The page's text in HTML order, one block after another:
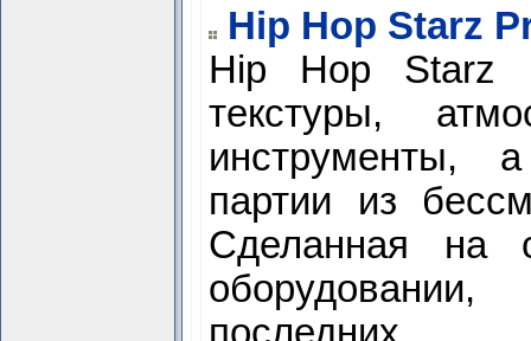
Hip Hop Starz
Hip Hop Starz
текстуры,
инструменты,
партии из
Сделанная на